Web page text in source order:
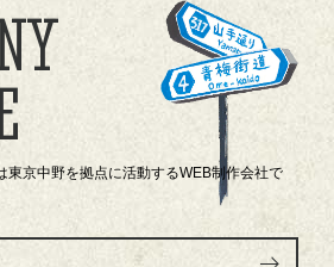
東京中野を拠点に活動するWEB制作会社で